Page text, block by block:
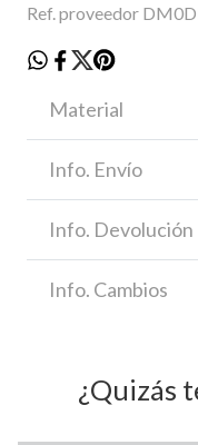
Ref. proveedor
Material
Info. Envío
Info. Devolución
Info. Cambios
¿Quizás